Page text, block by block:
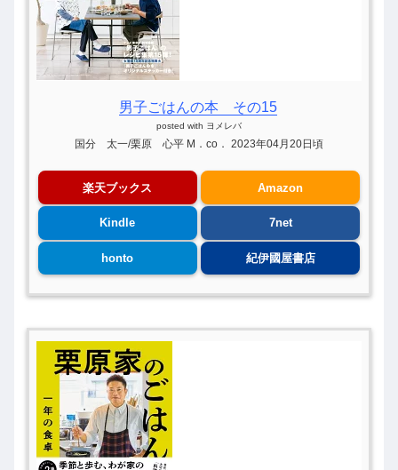
男子ごはんの本 その15
posted with ヨメレバ
国分 太一/栗原 心平 M．co． 2023年04月20日頃
楽天ブックス Amazon
Kindle 7net
honto 紀伊國屋書店